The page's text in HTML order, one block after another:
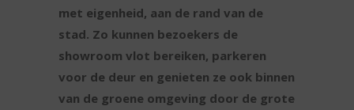
met eigenheid, aan de rand van de
stad. Zo kunnen bezoekers de
showroom vlot bereiken, parkeren
voor de deur en genieten ze ook binnen
van de groene omgeving door de grote